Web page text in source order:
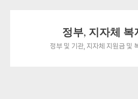
정부, 지자체 복
정부 및 기관, 지자체 지원금 및